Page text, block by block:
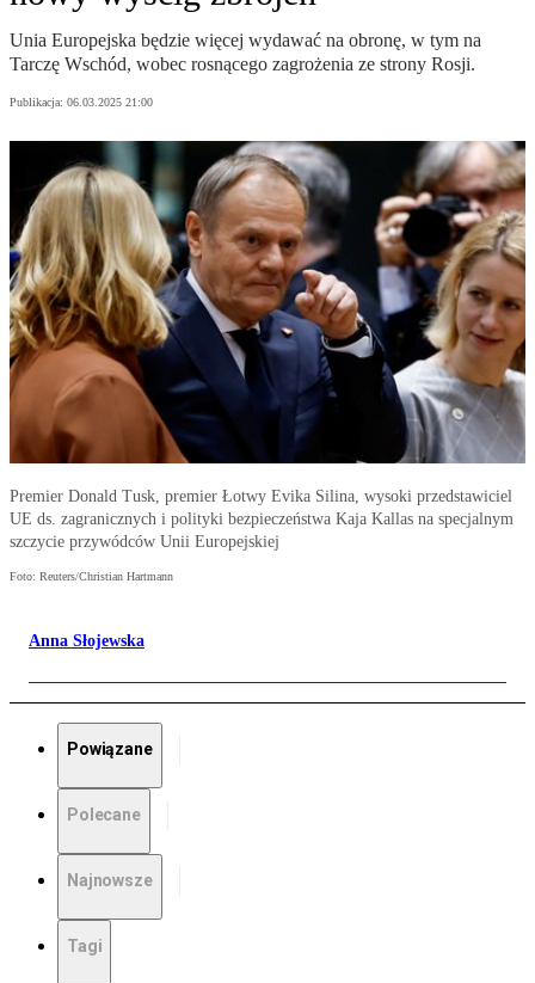
Unia Europejska będzie więcej wydawać na obronę, w tym na
Tarczę Wschód, wobec rosnącego zagrożenia ze strony Rosji.
Publikacja: 06.03.2025 21:00
Premier Donald Tusk, premier Łotwy Evika Silina, wysoki przedstawiciel
UE ds. zagranicznych i polityki bezpieczeństwa Kaja Kallas na specjalnym
szczycie przywódców Unii Europejskiej
Foto: Reuters/Christian Hartmann
Anna Słojewska
Powiązane
Polecane
Najnowsze
Tagi